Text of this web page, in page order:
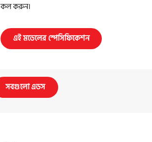
কল করুন।
এই মডেলের স্পেসিফিকেশন
সবগুলো এডস